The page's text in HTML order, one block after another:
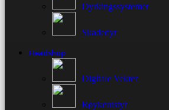
Dyrkingssystemer
Skadedyr
Headshop
Digitale Vekter
Røykeutstyr